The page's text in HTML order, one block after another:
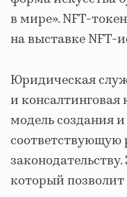
в мире». NFT-
на выставке NFT-
Юридическая
и консалтинговая
модель создания
соответствующую
который